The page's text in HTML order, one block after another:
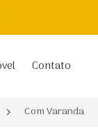
Contato
Com Varanda